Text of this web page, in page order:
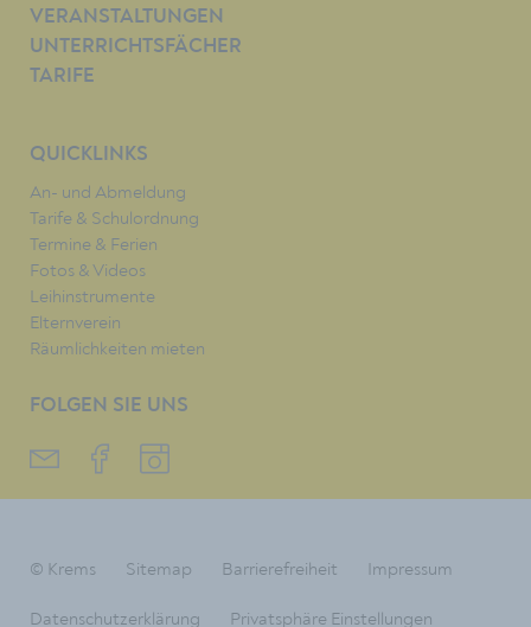
VERANSTALTUNGEN
UNTERRICHTSFÄCHER
TARIFE
QUICKLINKS
An- und Abmeldung
Tarife & Schulordnung
Termine & Ferien
Fotos & Videos
Leihinstrumente
Elternverein
Räumlichkeiten mieten
FOLGEN SIE UNS
© Krems Sitemap Barrierefreiheit Impressum
Datenschutzerklärung Privatsphäre Einstellungen